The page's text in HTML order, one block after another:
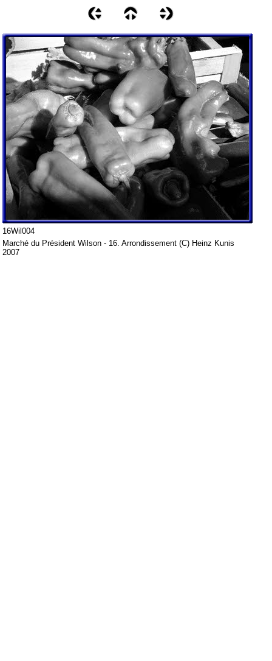
16Wil004
Marché du Président Wilson - 16. Arrondissement (C) Heinz Kunis
2007